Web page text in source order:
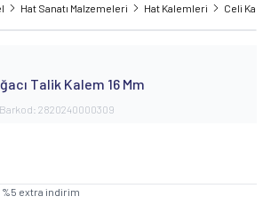
Hat Sanatı Malzemeleri Hat Kalemleri Celi
Talik Kalem 16 Mm
Barkod: 2820240000309
%5 extra indirim